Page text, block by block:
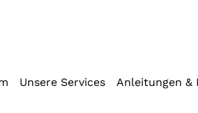
Unsere Services Anleitungen &